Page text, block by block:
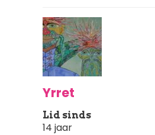
Yrret
Lid sinds
14 jaar